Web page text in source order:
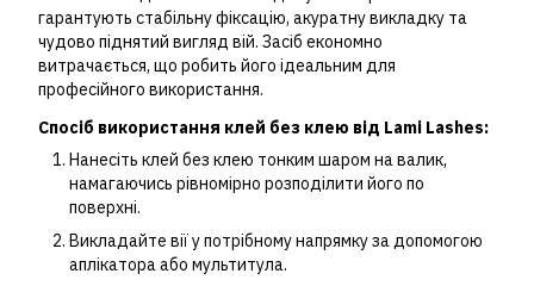
гарантують стабільну фіксацію, акуратну викладку та
чудово піднятий вигляд вій. Засіб економно
витрачається, що робить його ідеальним для
професійного використання.
Спосіб використання клей без клею від Lami Lashes:
Нанесіть клей без клею тонким шаром на валик,
намагаючись рівномірно розподілити його по
поверхні.
Викладайте вії у потрібному напрямку за допомогою
аплікатора або мультитула.